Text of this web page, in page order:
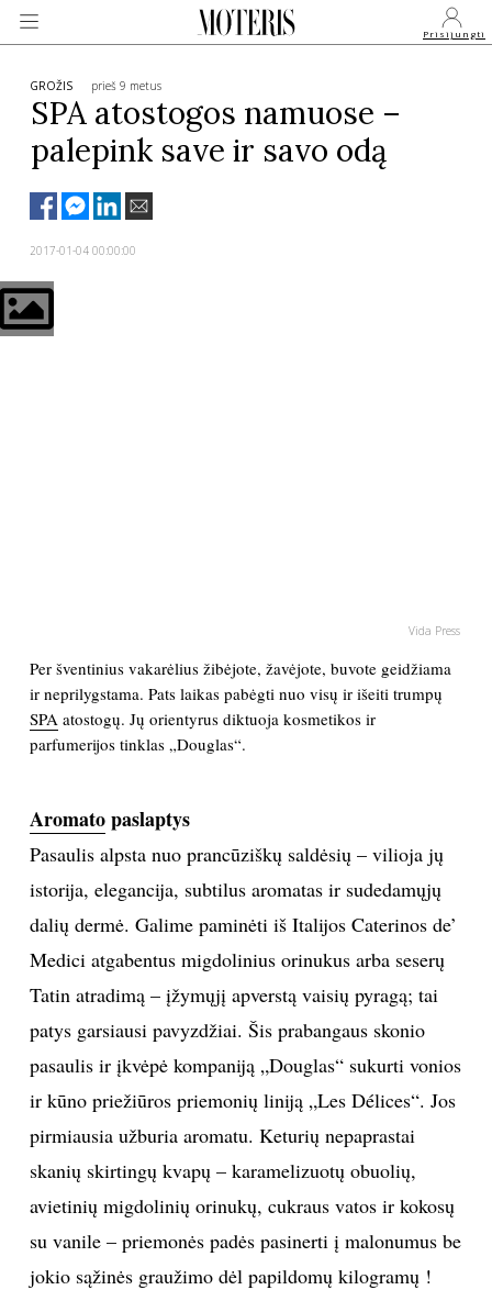
Prisijungti
VEIDAI
MONARCHIJA
MADA
POLITIKA
LAISVALAIKIS
KINAS
MUZIKA
TEATRAS
SPORTAS
FOTOGRAFIJA
MENAS
ORAI
GROŽIS prieš 9 metus
SPA atostogos namuose –
palepink save ir savo odą
2017-01-04 00:00:00
Vida Press
Per šventinius vakarėlius žibėjote, žavėjote, buvote geidžiama
ir neprilygstama. Pats laikas pabėgti nuo visų ir išeiti trumpų
SPA atostogų. Jų orientyrus diktuoja kosmetikos ir
parfumerijos tinklas „Douglas“.
Aromatopaslaptys
Pasaulis alpsta nuo prancūziškų saldėsių – vilioja jų
istorija, elegancija, subtilus aromatas ir sudedamųjų
dalių dermė. Galime paminėti iš Italijos Caterinos de’
Medici atgabentus migdolinius orinukus arba seserų
Tatin atradimą – įžymųjį apverstą vaisių pyragą; tai
patys garsiausi pavyzdžiai. Šis prabangaus skonio
pasaulis ir įkvėpė kompaniją „Douglas“ sukurti vonios
ir kūno priežiūros priemonių liniją „Les Délices“. Jos
pirmiausia užburia aromatu. Keturių nepaprastai
skanių skirtingų kvapų – karamelizuotų obuolių,
avietinių migdolinių orinukų, cukraus vatos ir kokosų
su vanile – priemonės padės pasinerti į malonumus be
jokio sąžinės graužimo dėl papildomų kilogramų !